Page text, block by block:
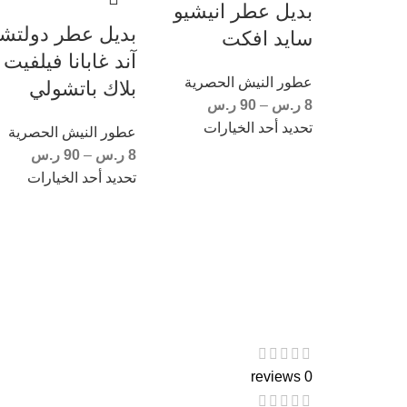
بديل عطر انيشيو
سايد افكت
عطور النيش الحصرية
8 ر.س –
90 ر.س
تحديد أحد الخيارات
بديل عطر
آند غابانا فيلفيت
بلاك باتشولي
عطور النيش الحصرية
8 ر.س –
90 ر.س
تحديد أحد الخيارات
0 reviews